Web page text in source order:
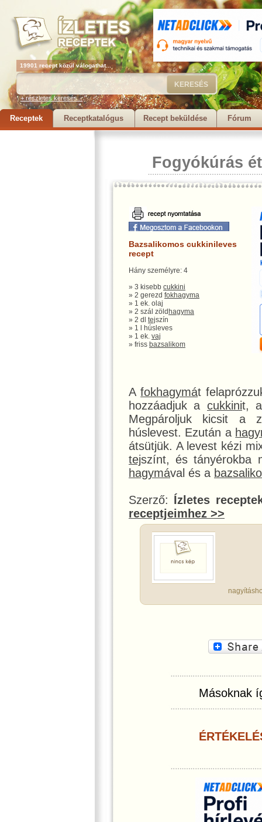
19901 recept közül válogathat...
+ részletes keresés...
Receptek Receptkatalógus Recept beküldése Fórum
Fogyókúrás
Bazsalikomos cukkinileves
recept
Hány személyre: 4
» 3 kisebb cukkini
» 2 gerezd fokhagyma
» 1 ek. olaj
» 2 szál zöld hagyma
» 2 dl tejszín
» 1 l húsleves
» 1 ek. vaj
» friss bazsalikom
Afokhagymát
hozzáadjuk a cukkinit,
Megpároljuk kicsit a
húslevest. Ezután a
átsütjük. A levest kézi
tejszínt, és tányérokba
hagymával és a
Szerző: Ízletes
receptjeimhez >>
Másoknak